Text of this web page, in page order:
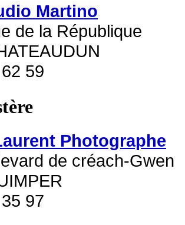
Martino
de la République
59
Photographe
de créach-Gwen
97